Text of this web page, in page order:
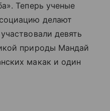
Теперь ученые
делают
девять
природы Мандай
макак и один